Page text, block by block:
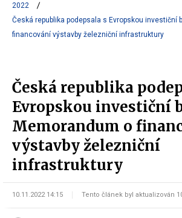
2022
Česká republika podepsala s Evropskou investiční
financování výstavby železniční infrastruktury
Česká republika
Evropskou investiční
Memorandum o
výstavby železniční
infrastruktury
10.11.2022 14:15 Tento článek byl aktualizován